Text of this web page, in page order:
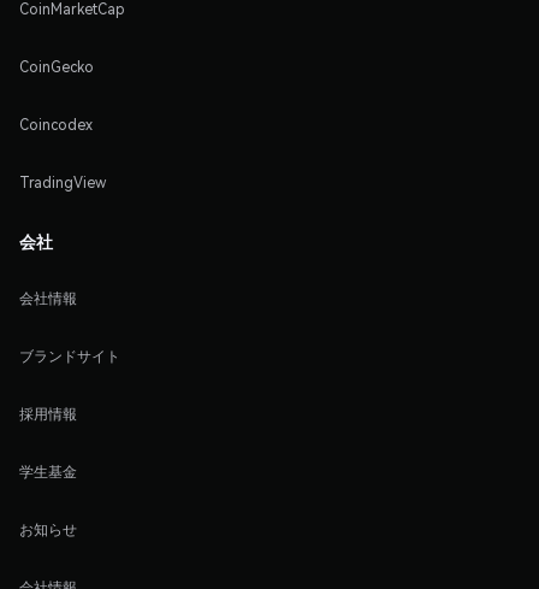
CoinMarketCap
CoinGecko
Coincodex
TradingView
会社
会社情報
ブランドサイト
採用情報
学生基金
お知らせ